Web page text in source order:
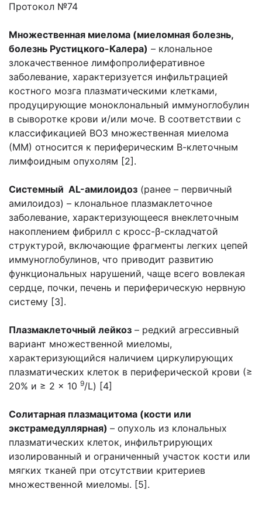
Протокол №74
Множественная миелома (миеломная болезнь,
болезнь Рустицкого-Калера) – клональное
злокачественное лимфопролиферативное
заболевание, характеризуется инфильтрацией
костного мозга плазматическими клетками,
продуцирующие моноклональный иммуноглобулин
в сыворотке крови и/или моче. В соответствии с
классификацией ВОЗ множественная миелома
(ММ) относится к периферическим В-клеточным
лимфоидным опухолям [2].
Системный AL-амилоидоз (ранее – первичный
амилоидоз) – клональное плазмаклеточное
заболевание, характеризующееся внеклеточным
накоплением фибрилл с кросс-β-складчатой
структурой, включающие фрагменты легких цепей
иммуноглобулинов, что приводит развитию
функциональных нарушений, чаще всего вовлекая
сердце, почки, печень и периферическую нервную
систему [3].
Плазмаклеточный лейкоз – редкий агрессивный
вариант множественной миеломы,
характеризующийся наличием циркулирующих
плазматических клеток в периферической крови (≥
20% и ≥ 2 × 10 9/L) [4]
Солитарная плазмацитома (кости или
экстрамедуллярная) – опухоль из клональных
плазматических клеток, инфильтрирующих
изолированный и ограниченный участок кости или
мягких тканей при отсутствии критериев
множественной миеломы. [5].